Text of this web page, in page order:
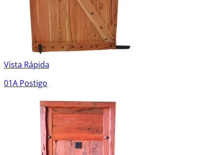
Vista Rápida
01A Postigo